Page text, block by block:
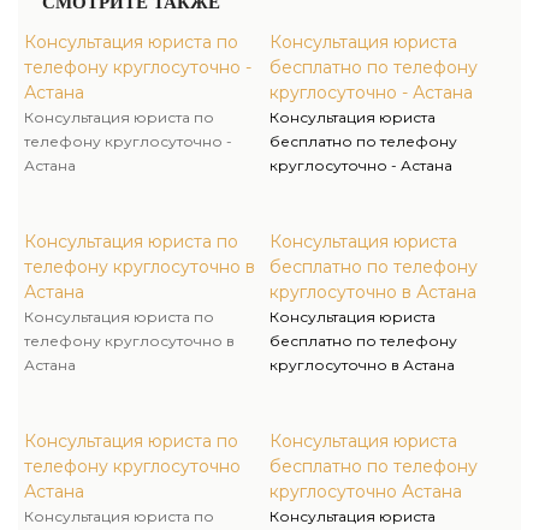
Консультация юриста по
телефону круглосуточно -
Астана
Консультация юриста по
телефону круглосуточно -
Астана
Консультация юриста по
телефону круглосуточно в
Астана
Консультация юриста по
телефону круглосуточно в
Астана
Консультация юриста по
телефону круглосуточно
Астана
Консультация юриста по
Консультация юриста
бесплатно по телефону
круглосуточно - Астана
Консультация юриста
бесплатно по телефону
круглосуточно - Астана
Консультация юриста
бесплатно по телефону
круглосуточно в Астана
Консультация юриста
бесплатно по телефону
круглосуточно в Астана
Консультация юриста
бесплатно по телефону
круглосуточно Астана
Консультация юриста